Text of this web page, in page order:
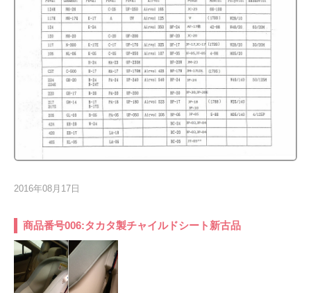
2016年08月17日
商品番号006:タカタ製チャイルドシート新古品